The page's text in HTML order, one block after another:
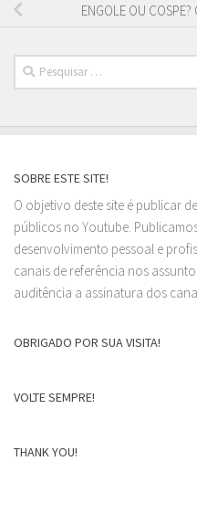
ENGOLE OU COSPE?
Pesquisar
por:
SOBRE ESTE SITE!
O objetivo deste site é publicar
públicos no Youtube.
desenvolvimento pessoal e
canais de referência nos
auditência a assinatura dos
OBRIGADO POR SUA VISITA!
VOLTE SEMPRE!
THANK YOU!